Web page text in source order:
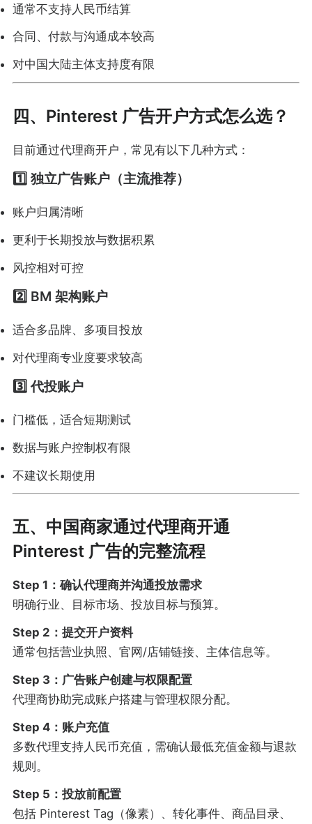
通常不支持人民币结算
合同、付款与沟通成本较高
对中国大陆主体支持度有限
四、Pinterest 广告开户方式怎么选？
目前通过代理商开户，常见有以下几种方式：
1️⃣ 独立广告账户（主流推荐）
账户归属清晰
更利于长期投放与数据积累
风控相对可控
2️⃣ BM 架构账户
适合多品牌、多项目投放
对代理商专业度要求较高
3️⃣ 代投账户
门槛低，适合短期测试
数据与账户控制权有限
不建议长期使用
五、中国商家通过代理商开通
Pinterest 广告的完整流程
Step 1：确认代理商并沟通投放需求
明确行业、目标市场、投放目标与预算。
Step 2：提交开户资料
通常包括营业执照、官网/店铺链接、主体信息等。
Step 3：广告账户创建与权限配置
代理商协助完成账户搭建与管理权限分配。
Step 4：账户充值
多数代理支持人民币充值，需确认最低充值金额与退款
规则。
Step 5：投放前配置
包括 Pinterest Tag（像素）、转化事件、商品目录、